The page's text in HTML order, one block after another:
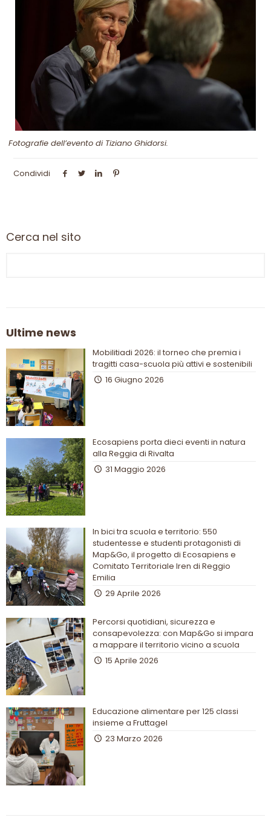
Fotografie dell’evento di Tiziano Ghidorsi.
Condividi
Cerca nel sito
Ultime news
Mobilitiadi 2026: il torneo che premia i
tragitti casa-scuola più attivi e sostenibili
16 Giugno 2026
Ecosapiens porta dieci eventi in natura
alla Reggia di Rivalta
31 Maggio 2026
In bici tra scuola e territorio: 550
studentesse e studenti protagonisti di
Map&Go, il progetto di Ecosapiens e
Comitato Territoriale Iren di Reggio
Emilia
29 Aprile 2026
Percorsi quotidiani, sicurezza e
consapevolezza: con Map&Go si impara
a mappare il territorio vicino a scuola
15 Aprile 2026
Educazione alimentare per 125 classi
insieme a Fruttagel
23 Marzo 2026